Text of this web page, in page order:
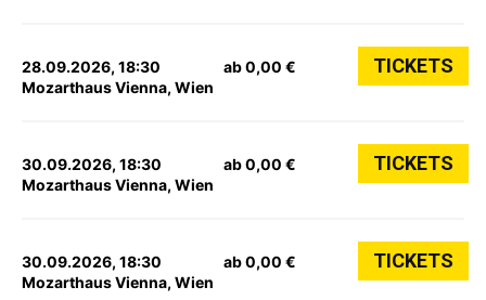
28.09.2026, 18:30
Mozarthaus Vienna, Wien
ab 0,00 € TICKETS
30.09.2026, 18:30
Mozarthaus Vienna, Wien
ab 0,00 € TICKETS
30.09.2026, 18:30
Mozarthaus Vienna, Wien
ab 0,00 € TICKETS